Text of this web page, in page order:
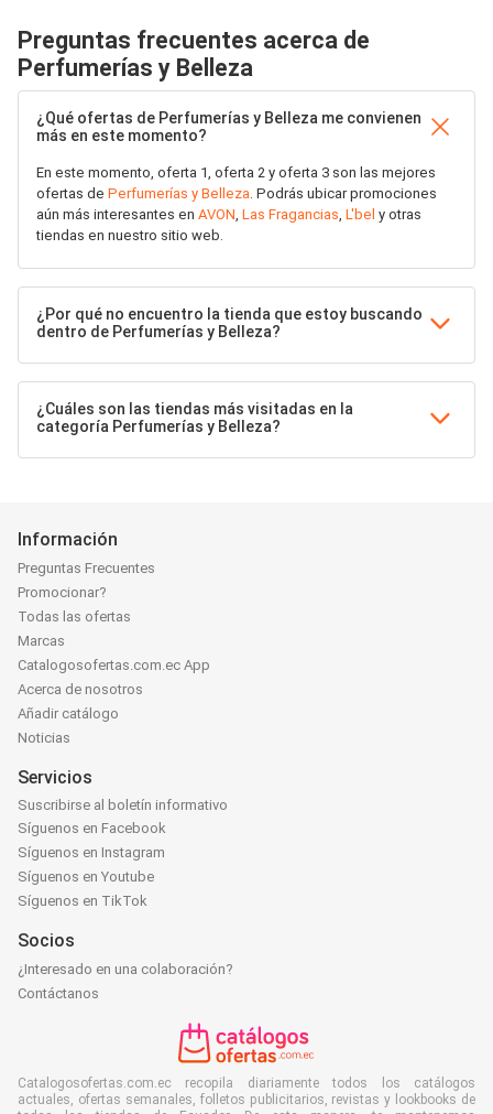
Preguntas frecuentes acerca de
Perfumerías y Belleza
¿Qué ofertas de Perfumerías y Belleza me convienen
más en este momento?
En este momento, oferta 1, oferta 2 y oferta 3 son las mejores
ofertas de Perfumerías y Belleza. Podrás ubicar promociones
aún más interesantes en AVON, Las Fragancias, L'bel y otras
tiendas en nuestro sitio web.
¿Por qué no encuentro la tienda que estoy buscando
dentro de Perfumerías y Belleza?
¿Cuáles son las tiendas más visitadas en la
categoría Perfumerías y Belleza?
Información
Preguntas Frecuentes
Promocionar?
Todas las ofertas
Marcas
Catalogosofertas.com.ec App
Acerca de nosotros
Añadir catálogo
Noticias
Servicios
Suscribirse al boletín informativo
Síguenos en Facebook
Síguenos en Instagram
Síguenos en Youtube
Síguenos en TikTok
Socios
¿Interesado en una colaboración?
Contáctanos
Catalogosofertas.com.ec recopila diariamente todos los catálogos
actuales, ofertas semanales, folletos publicitarios, revistas y lookbooks de